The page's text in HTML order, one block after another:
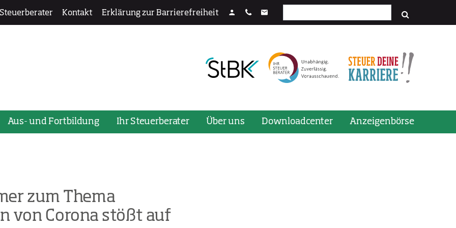
Kontakt Erklärung zur Barrierefreiheit
zu öffnen oder zu schließen, verwenden Sie bitte die Tastenkombination STRG + Enter.
Aus- und Fortbildung Ihr Steuerberater Über uns Downloadcenter Anzeigenbörse
zum Thema
von Corona stößt auf